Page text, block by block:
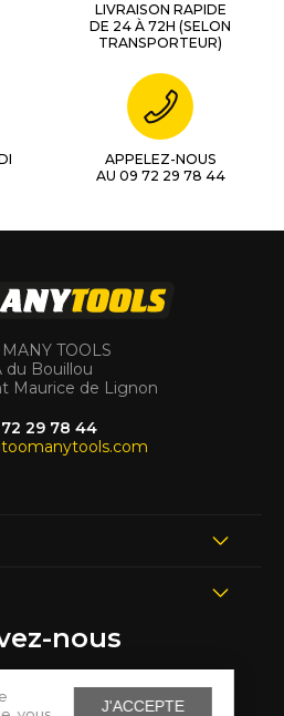
J'ACCEPTE
LIVRAISON RAPIDE
DE 24 À 72H (SELON
TRANSPORTEUR)
APPELEZ-NOUS
AU 09 72 29 78 44
TOOLS
du Bouillou
Maurice de Lignon
29 78 44
nous